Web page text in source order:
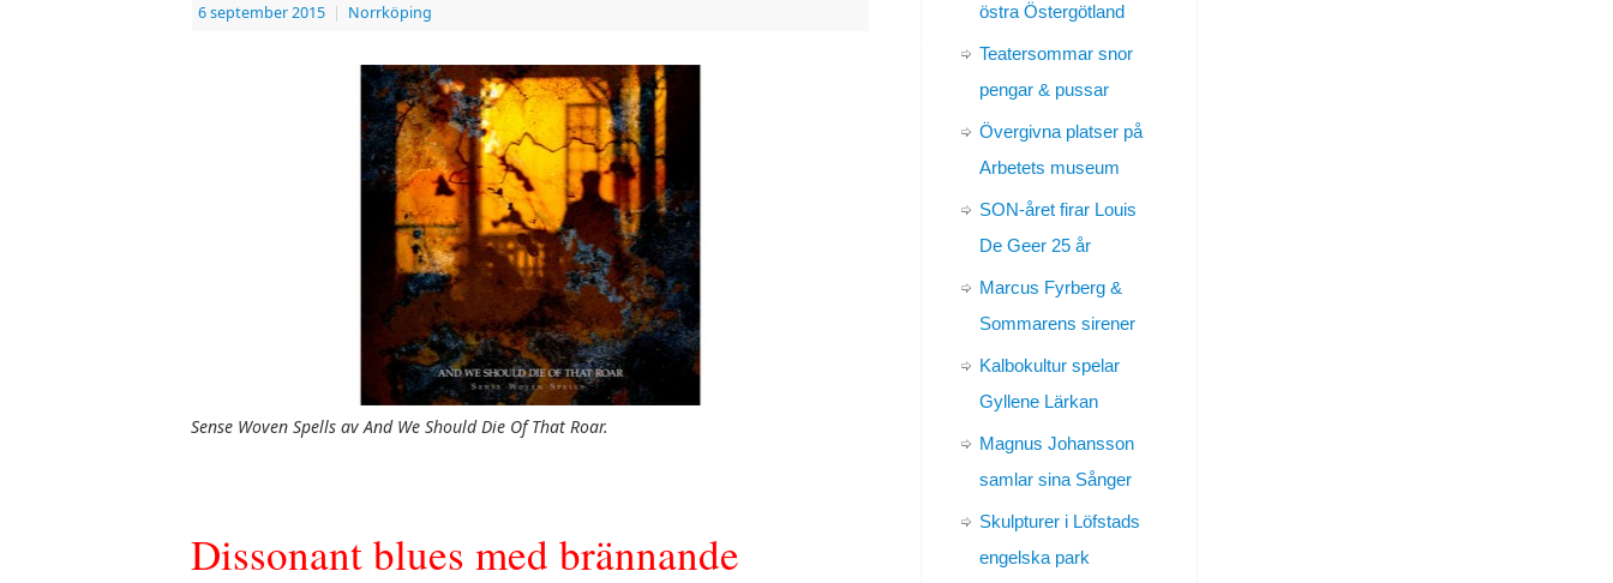
6 september 2015 | Norrköping
Sense Woven Spells av And We Should Die Of That Roar.
Dissonant blues med brännande
östra Östergötland
Teatersommar snor
pengar & pussar
Övergivna platser på
Arbetets museum
SON-året firar Louis
De Geer 25 år
Marcus Fyrberg &
Sommarens sirener
Kalbokultur spelar
Gyllene Lärkan
Magnus Johansson
samlar sina Sånger
Skulpturer i Löfstads
engelska park